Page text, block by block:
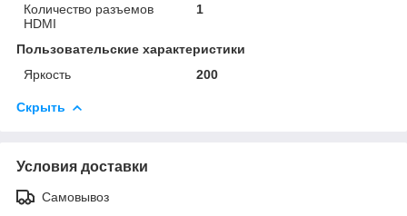
Количество разъемов
HDMI
1
Пользовательские характеристики
Яркость
200
Скрыть
Условия доставки
Самовывоз